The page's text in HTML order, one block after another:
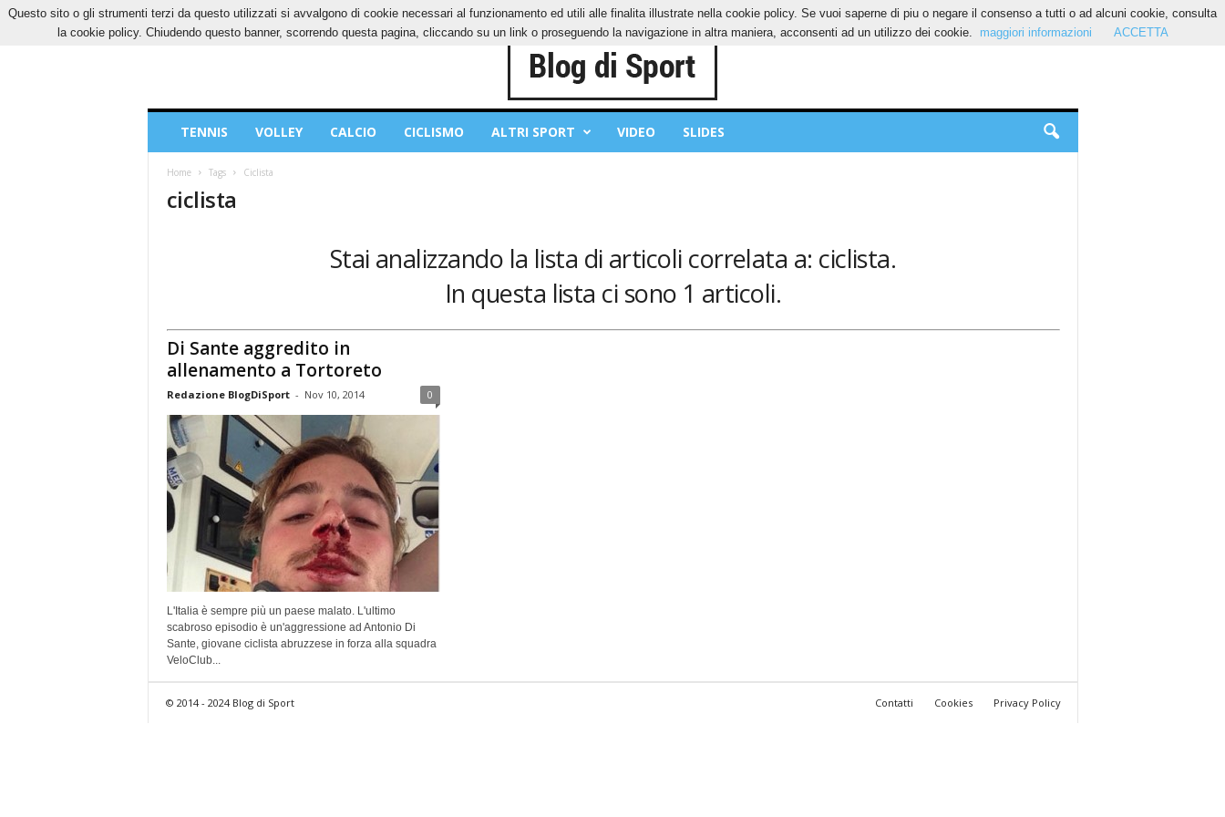
SABATO, 8 AGOSTO 2026 CONTATTI COOKIES PRIVACY POLICY
Sport
TENNIS VOLLEY CALCIO CICLISMO ALTRI SPORT VIDEO SLIDES
Home Tags Ciclista
ciclista
Stai analizzando la lista di articoli correlata a: ciclista.
In questa lista ci sono 1 articoli.
Di Sante aggredito in
allenamento a Tortoreto
Redazione BlogDiSport - Nov 10, 2014 0
L'Italia è sempre più un paese malato. L'ultimo
scabroso episodio è un'aggressione ad Antonio Di
Sante, giovane ciclista abruzzese in forza alla squadra
VeloClub...
Contatti Cookies Privacy Policy
© 2014 - 2024 Blog di Sport
Questo sito o gli strumenti terzi da questo utilizzati si avvalgono di cookie necessari al funzionamento ed utili alle finalita illustrate nella cookie policy. Se vuoi saperne di piu o negare il consenso a tutti o ad alcuni cookie, consulta
la cookie policy. Chiudendo questo banner, scorrendo questa pagina, cliccando su un link o proseguendo la navigazione in altra maniera, acconsenti ad un utilizzo dei cookie.
maggiori informazioni ACCETTA